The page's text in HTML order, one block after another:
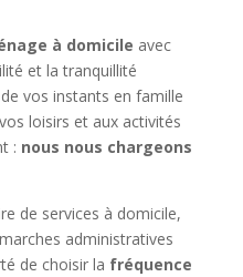
à domicile avec
et la tranquillité
vos instants en famille
loisirs et aux activités
: nous nous chargeons
de services à domicile,
administratives
de choisir la fréquence